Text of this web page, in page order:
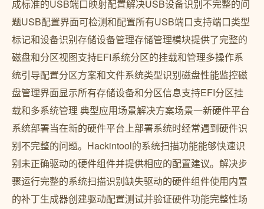
成标准的USB端口映射配置解决USB设备识别不完整的问
题USB配置界面可检测和配置所有USB端口支持端口类型
标记和设备识别存储设备管理存储管理模块提供了完整的
磁盘和分区视图支持EFI系统分区的挂载和管理多操作系
统引导配置分区方案和文件系统类型识别磁盘性能监控磁
盘管理界面显示所有存储设备和分区信息支持EFI分区挂
载和多系统管理 典型应用场景解决方案场景一新硬件平台
系统部署当在新的硬件平台上部署系统时经常遇到硬件识
别不完整的问题。Hackintool的系统扫描功能能够快速识
别未正确驱动的硬件组件并提供相应的配置建议。解决步
骤运行完整的系统扫描识别缺失驱动的硬件组件使用内置
的补丁生成器创建驱动配置测试并验证硬件功能完整性场